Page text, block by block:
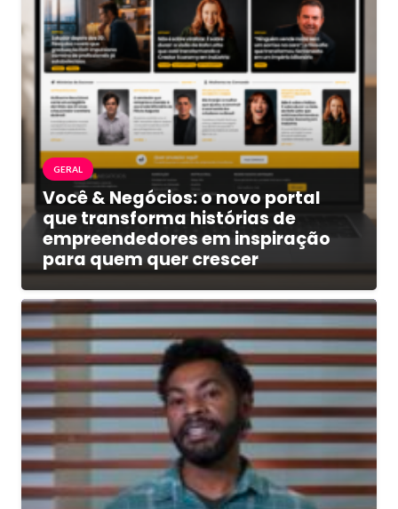
GERAL
Você & Negócios: o novo portal
que transforma histórias de
empreendedores em inspiração
para quem quer crescer